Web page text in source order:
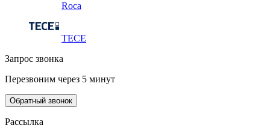
Roca
TECE
Запрос звонка
Перезвоним через 5 минут
Обратный звонок
Рассылка